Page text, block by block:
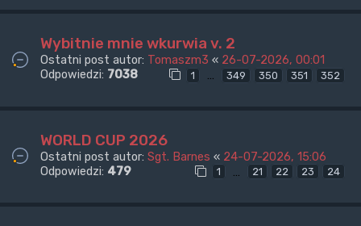
Wybitnie mnie wkurwia v. 2
Ostatni post autor: Tomaszm3 « 26-07-2026, 00:01
Odpowiedzi: 7038 1 … 349 350 351 352
WORLD CUP 2026
Ostatni post autor: Sgt. Barnes « 24-07-2026, 15:06
Odpowiedzi: 479 1 … 21 22 23 24